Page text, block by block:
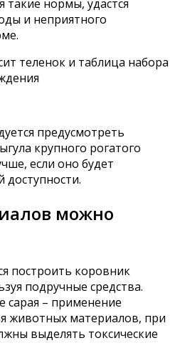
нормы, удастся
и неприятного
предусмотреть
крупного рогатого
если оно будет
доступности.
можно
построить коровник
подручные средства.
сарая – применение
животных материалов, при
выделять токсические